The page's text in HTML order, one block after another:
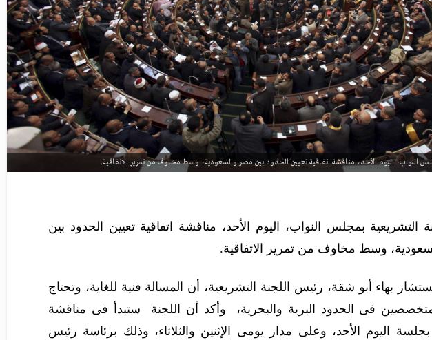
النواب، اليوم الأحد، مناقشة اتفاقية تعيين الحدود بين مصر والسعودية، وسط مخاوف من تمرير الاتفاقية.
التشريعية بمجلس النواب، اليوم الأحد، مناقشة اتفاقية تعيين الحدود بين
وسط مخاوف من تمرير الاتفاقية.
بهاء أبو شقة، رئيس اللجنة التشريعية، أن المسالة فنية للغاية، وتحتاج
فى الحدود البرية والبحرية، وأكد أن اللجنة ستبدأ فى مناقشة
بجلسة اليوم الأحد، وعلى مدار يومى الإثنين والثلاثاء، وذلك برئاسة رئيس